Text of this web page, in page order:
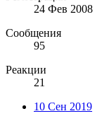
24 Фев 2008
Сообщения
95
Реакции
21
10 Сен 2019